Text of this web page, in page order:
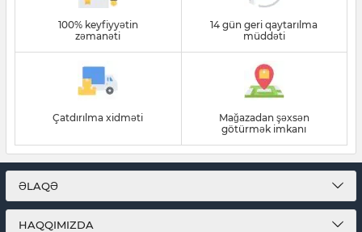
100% keyfiyyətin
zəmanəti
14 gün geri qaytarılma
müddəti
Çatdırılma xidməti
Mağazadan şəxsən
götürmək imkanı
ƏLAQƏ
HAQQIMIZDA